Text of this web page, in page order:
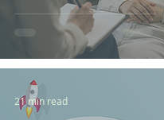
21 min read